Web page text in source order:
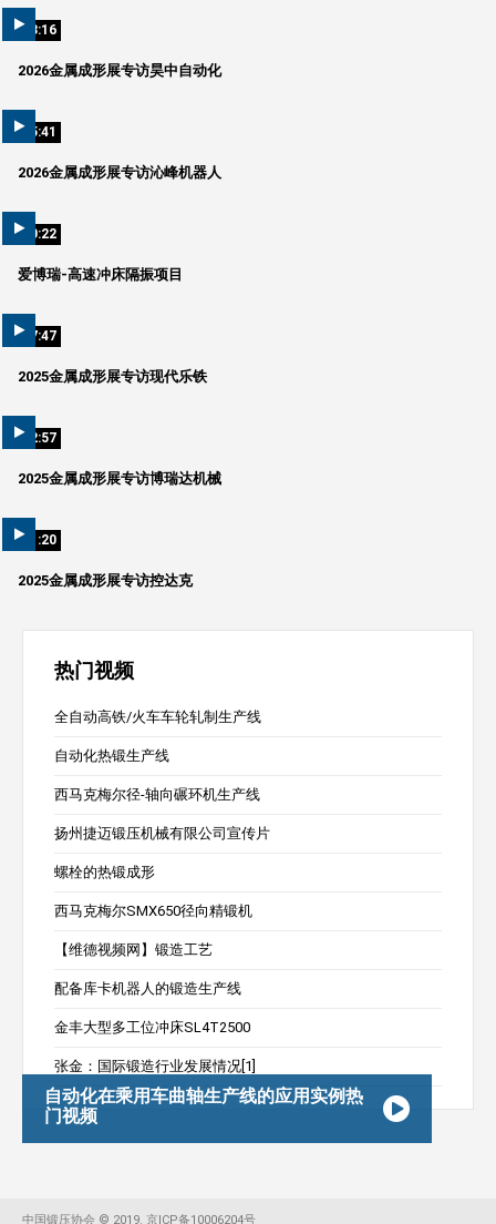
03:16
2026金属成形展专访昊中自动化
05:41
2026金属成形展专访沁峰机器人
00:22
爱博瑞-高速冲床隔振项目
07:47
2025金属成形展专访现代乐铁
02:57
2025金属成形展专访博瑞达机械
01:20
2025金属成形展专访控达克
热门视频
全自动高铁/火车车轮轧制生产线
自动化热锻生产线
西马克梅尔径-轴向碾环机生产线
扬州捷迈锻压机械有限公司宣传片
螺栓的热锻成形
西马克梅尔SMX650径向精锻机
【维德视频网】锻造工艺
配备库卡机器人的锻造生产线
金丰大型多工位冲床SL4T2500
张金：国际锻造行业发展情况[1]
自动化在乘用车曲轴生产线的应用实例热
门视频
中国锻压协会 © 2019 . 京ICP备10006204号